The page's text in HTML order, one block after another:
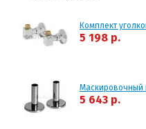
Комплект
5 198 р.
Маскировочный
5 643 р.